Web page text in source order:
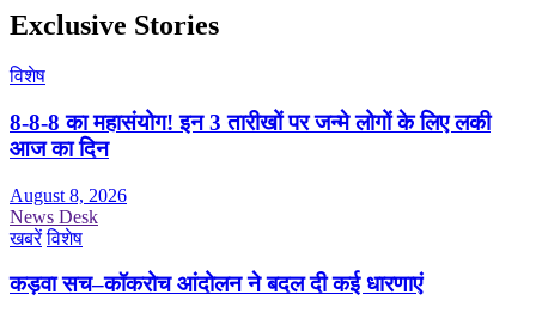
Exclusive Stories
विशेष
8-8-8 का महासंयोग! इन 3 तारीखों पर जन्मे लोगों के लिए लकी
आज का दिन
August 8, 2026
News Desk
खबरें विशेष
कड़वा सच–कॉकरोच आंदोलन ने बदल दी कई धारणाएं